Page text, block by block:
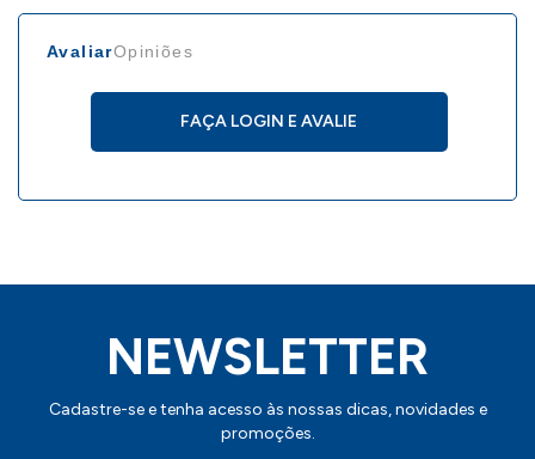
AvaliarOpiniões
FAÇA LOGIN E AVALIE
NEWSLETTER
Cadastre-se e tenha acesso às nossas dicas, novidades e
promoções.